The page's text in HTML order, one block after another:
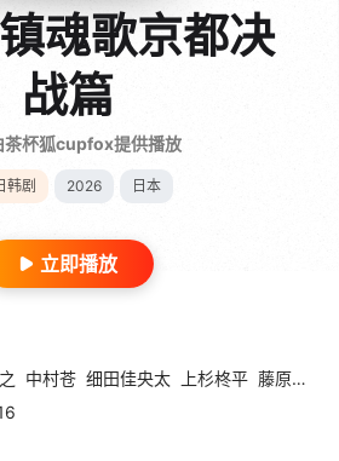
魂歌京都决
战篇
茶杯狐cupfox提供播放
韩剧 2026 日本
立即播放
中村苍 细田佳央太 上杉柊平 藤原季节